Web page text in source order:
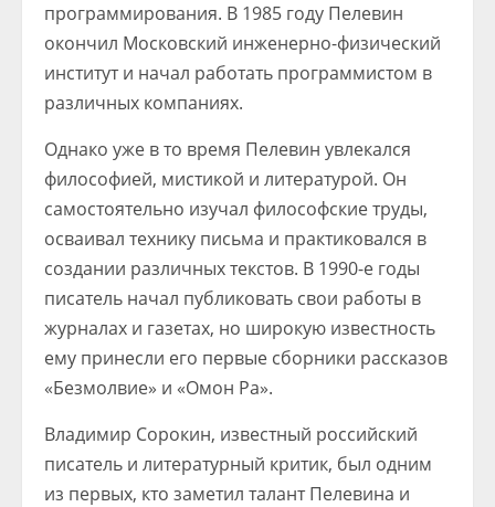
программирования. В 1985 году Пелевин
окончил Московский инженерно-физический
институт и начал работать программистом в
различных компаниях.
Однако уже в то время Пелевин увлекался
философией, мистикой и литературой. Он
самостоятельно изучал философские труды,
осваивал технику письма и практиковался в
создании различных текстов. В 1990-е годы
писатель начал публиковать свои работы в
журналах и газетах, но широкую известность
ему принесли его первые сборники рассказов
«Безмолвие» и «Омон Ра».
Владимир Сорокин, известный российский
писатель и литературный критик, был одним
из первых, кто заметил талант Пелевина и